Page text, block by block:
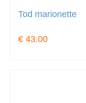
Tod marionette
€ 43.00